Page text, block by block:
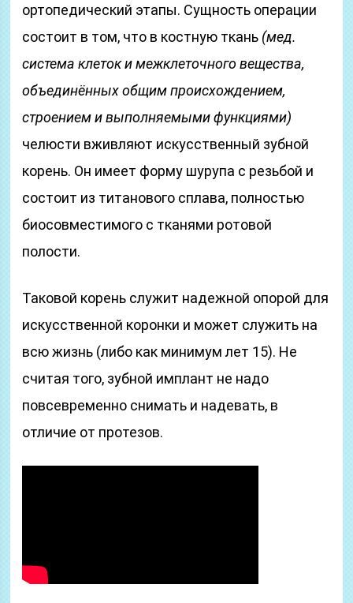
ортопедический этапы. Сущность операции
состоит в том, что в костную ткань (мед.
система клеток и межклеточного вещества,
объединённых общим происхождением,
строением и выполняемыми функциями)
челюсти вживляют искусственный зубной
корень. Он имеет форму шурупа с резьбой и
состоит из титанового сплава, полностью
биосовместимого с тканями ротовой
полости.
Таковой корень служит надежной опорой для
искусственной коронки и может служить на
всю жизнь (либо как минимум лет 15). Не
считая того, зубной имплант не надо
повсевременно снимать и надевать, в
отличие от протезов.